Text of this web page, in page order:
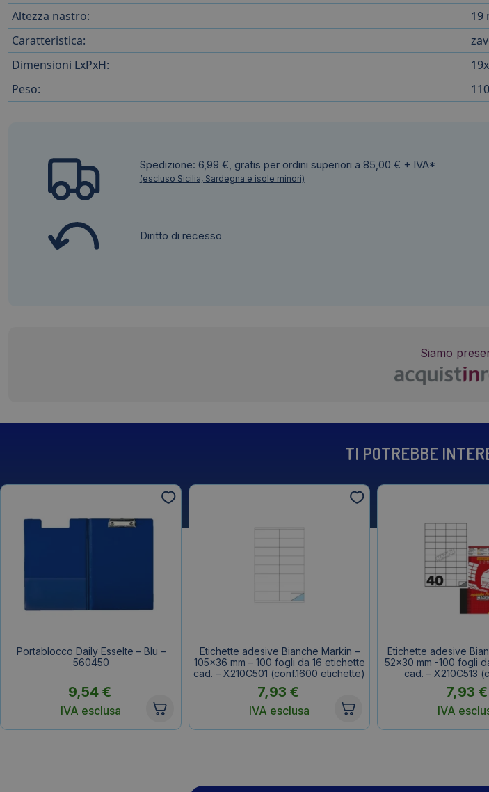
Altezza nastro:
19
Caratteristica:
Dimensioni LxPxH:
Peso:
Spedizione: 6,99 €, gratis per ordini superiori a 85,00 € + IVA*
(escluso Sicilia, Sardegna e isole minori)
Diritto di recesso
Siamo
TI POTREBBE
Portablocco Daily Esselte – Blu –
560450
9,54€
IVA esclusa
Etichette adesive Bianche Markin –
105×36 mm – 100 fogli da 16 etichette
cad. – X210C501 (conf.1600 etichette)
7,93€
IVA esclusa
Etichette adesive
52×30 mm -100 fogli
cad. – X210C513
etichette)
7,93 €
IVA